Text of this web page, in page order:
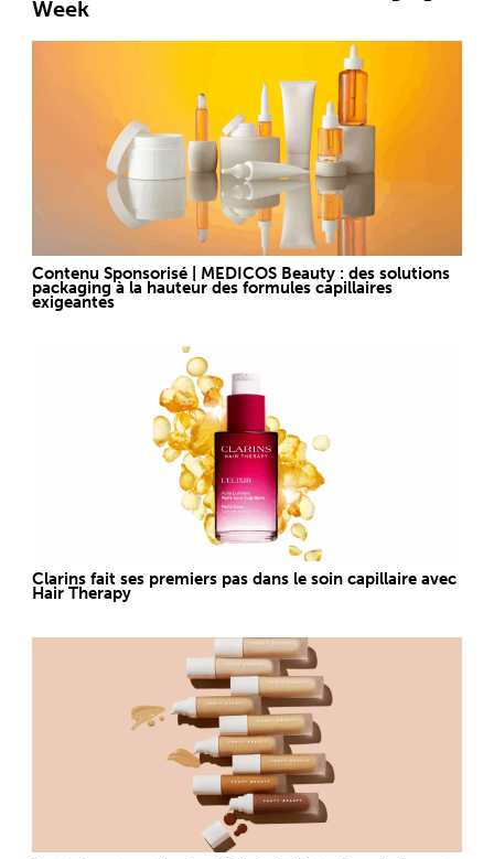
Week
Contenu Sponsorisé | MEDICOS Beauty : des solutions
packaging à la hauteur des formules capillaires
exigeantes
Clarins fait ses premiers pas dans le soin capillaire avec
Hair Therapy